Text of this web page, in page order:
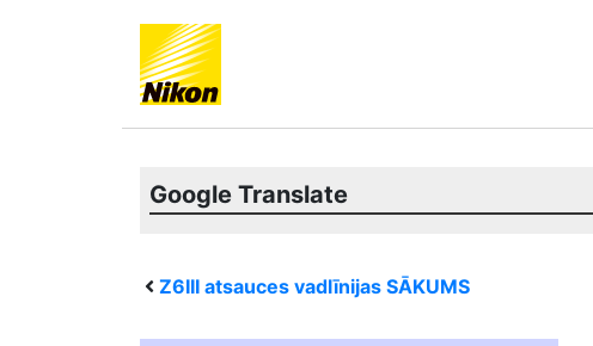
Google Translate
Z6III atsauces vadlīnijas SĀKUMS